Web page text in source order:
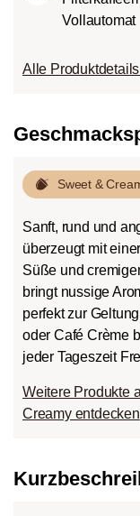
Vollautomat
Alle
Sweet &
Sanft, rund und
überzeugt mit
Süße und
bringt nussige
perfekt zur
oder Café Crème
jeder Tageszeit
Weitere Produkte
Creamy entdecken